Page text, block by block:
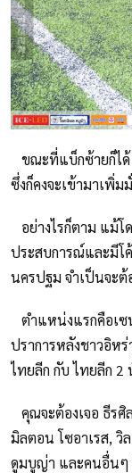
ขณะที่แบ็กซ้ายก็ได้
ซึ่งก็คงจะเข้ามาเพิ่
อย่างไรก็ตาม แม้โ
ประสบการณ์และมีโ
นครปฐม จำเป็นจะต้
ตำแหน่งแรกคือเซ
ปราการหลังชาวอิห
ไทยลีก กับ ไทยลีก
คุณจะต้องเจอ ธีรศิ
มิลตอน โซอาเรส,
ดูมบูญ่า และคนอื่นๆ